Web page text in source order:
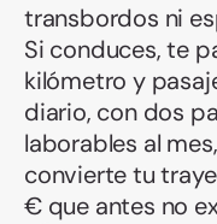
transbordos ni
Si conduces, te
kilómetro y
diario, con dos
laborables al
convierte tu
€ que antes no